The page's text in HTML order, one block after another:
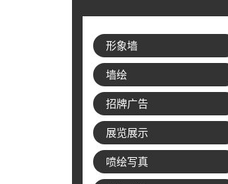
形象墙
墙绘
招牌广告
展览展示
喷绘写真